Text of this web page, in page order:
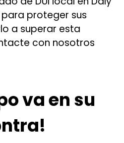
proteger sus
a superar esta
con nosotros
va en su